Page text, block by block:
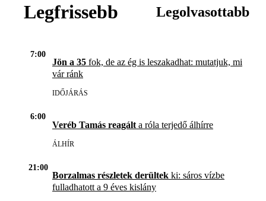
Legfrissebb Legolvasottabb
7:00
Jön a 35 fok, de az ég is leszakadhat: mutatjuk, mi
vár ránk
IDŐJÁRÁS
6:00
Veréb Tamás reagált a róla terjedő álhírre
ÁLHÍR
21:00
Borzalmas részletek derültek ki: sáros vízbe
fulladhatott a 9 éves kislány